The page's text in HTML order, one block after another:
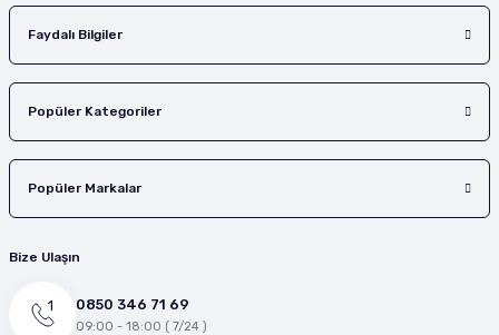
Faydalı Bilgiler
Popüler Kategoriler
Popüler Markalar
Bize Ulaşın
0850 346 71 69
09:00 - 18:00 ( 7/24 )